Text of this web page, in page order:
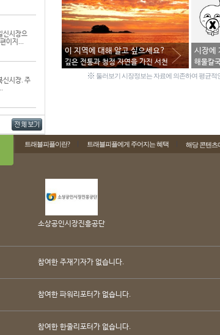
신시장으
이지...
신시장. 주
가 매우 영
우...
형시장
위치한 민
이 지역에 대해 알고 싶으세요?
깊은 전통과 청정 자연을 가진 서천
시장
해물칼
※ 둘러보기 시장정보는 자료에 의존하여 평균
트래블피플이란? 트래블피플에게 주어지는 혜택 해당 콘텐츠
소상공인시장진흥공단
참여한 주재기자가 없습니다.
참여한 파워리포터가 없습니다.
참여한 한줄리포터가 없습니다.